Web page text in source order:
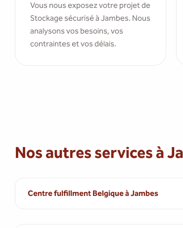
Vous nous exposez votre projet de
Stockage sécurisé à Jambes. Nous
analysons vos besoins, vos
contraintes et vos délais.
Nos autres services à
Centre fulfillment Belgique à Jambes